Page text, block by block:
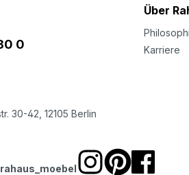
0
30-42, 12105 Berlin
Über
Karriere